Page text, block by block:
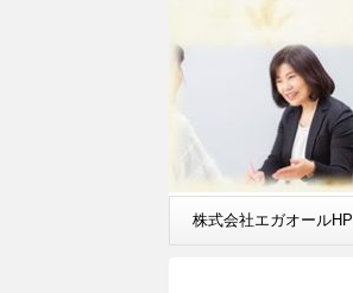
株式会社エガオールHP